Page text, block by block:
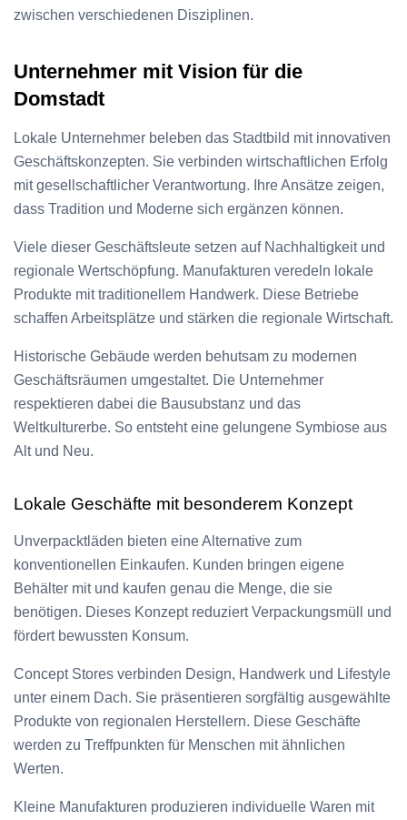
zwischen verschiedenen Disziplinen.
Unternehmer mit Vision für die
Domstadt
Lokale Unternehmer beleben das Stadtbild mit innovativen
Geschäftskonzepten. Sie verbinden wirtschaftlichen Erfolg
mit gesellschaftlicher Verantwortung. Ihre Ansätze zeigen,
dass Tradition und Moderne sich ergänzen können.
Viele dieser Geschäftsleute setzen auf Nachhaltigkeit und
regionale Wertschöpfung. Manufakturen veredeln lokale
Produkte mit traditionellem Handwerk. Diese Betriebe
schaffen Arbeitsplätze und stärken die regionale Wirtschaft.
Historische Gebäude werden behutsam zu modernen
Geschäftsräumen umgestaltet. Die Unternehmer
respektieren dabei die Bausubstanz und das
Weltkulturerbe. So entsteht eine gelungene Symbiose aus
Alt und Neu.
Lokale Geschäfte mit besonderem Konzept
Unverpacktläden bieten eine Alternative zum
konventionellen Einkaufen. Kunden bringen eigene
Behälter mit und kaufen genau die Menge, die sie
benötigen. Dieses Konzept reduziert Verpackungsmüll und
fördert bewussten Konsum.
Concept Stores verbinden Design, Handwerk und Lifestyle
unter einem Dach. Sie präsentieren sorgfältig ausgewählte
Produkte von regionalen Herstellern. Diese Geschäfte
werden zu Treffpunkten für Menschen mit ähnlichen
Werten.
Kleine Manufakturen produzieren individuelle Waren mit